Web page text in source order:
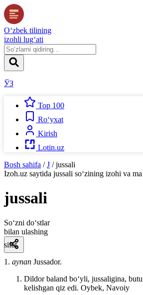
O‘zbek tilining
izohli lug‘ati
ЎЗ
Top 100
Ro‘yxat
Kirish
Lotin.uz
Bosh sahifa / J / jussali
Izoh.uz saytida jussali so‘zining izohi va
jussali
So‘zni do‘stlar
bilan ulashing
sifat
1. aynan Jussador.
Dildor baland boʻyli, jussaligina,
kelishgan qiz edi. Oybek, Navoiy